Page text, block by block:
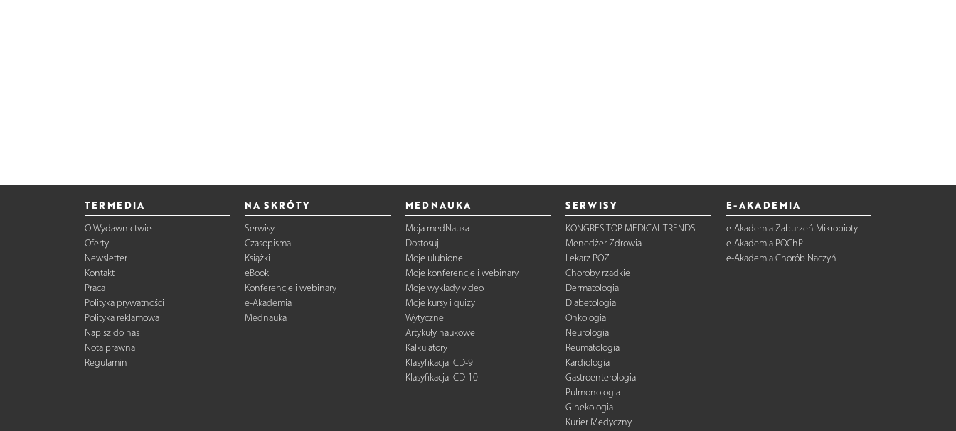
TERMEDIA
O Wydawnictwie
Oferty
Newsletter
Kontakt
Praca
Polityka prywatności
Polityka reklamowa
Napisz do nas
Nota prawna
Regulamin
NA SKRÓTY
Serwisy
Czasopisma
Książki
eBooki
Konferencje i webinary
e-Akademia
Mednauka
MEDNAUKA
Moja medNauka
Dostosuj
Moje ulubione
Moje konferencje i webinary
Moje wykłady video
Moje kursy i quizy
Wytyczne
Artykuły naukowe
Kalkulatory
Klasyfikacja ICD-9
Klasyfikacja ICD-10
SERWISY
KONGRES TOP MEDICAL TRENDS
Menedżer Zdrowia
Lekarz POZ
Choroby rzadkie
Dermatologia
Diabetologia
Onkologia
Neurologia
Reumatologia
Kardiologia
Gastroenterologia
Pulmonologia
Ginekologia
Kurier Medyczny
E-AKADEMIA
e-Akademia Zaburzeń Mikrobioty
e-Akademia POChP
e-Akademia Chorób Naczyń